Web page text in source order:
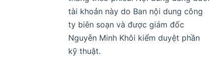
tài khoản này do Ban nội dung công
ty biên soạn và được giám đốc
Nguyễn Minh Khôi kiểm duyệt phần
kỹ thuật.